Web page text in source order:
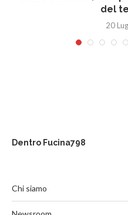
del
20
Dentro Fucina798
Chi siamo